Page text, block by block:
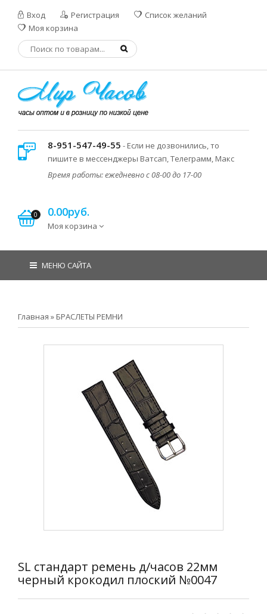
Вход Регистрация
Список желаний
Моя корзина
8-951-547-49-55 - Если не дозвонились, то
пишите в мессенджеры Ватсап, Телеграмм, Макс
Время работы: ежедневно с 08-00 до 17-00
0 0.00руб.
Моя корзина
МЕНЮ САЙТА
Главная » БРАСЛЕТЫ РЕМНИ
SL стандарт ремень д/часов 22мм
черный крокодил плоский №0047